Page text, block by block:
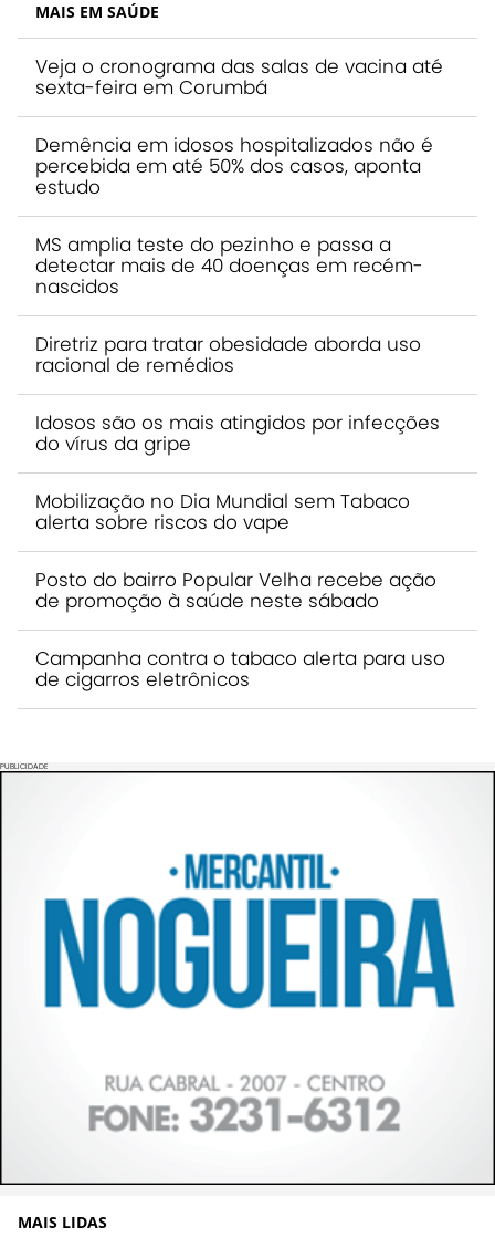
MAIS EM SAÚDE
Veja o cronograma das salas de vacina até
sexta-feira em Corumbá
Demência em idosos hospitalizados não é
percebida em até 50% dos casos, aponta
estudo
MS amplia teste do pezinho e passa a
detectar mais de 40 doenças em recém-
nascidos
Diretriz para tratar obesidade aborda uso
racional de remédios
Idosos são os mais atingidos por infecções
do vírus da gripe
Mobilização no Dia Mundial sem Tabaco
alerta sobre riscos do vape
Posto do bairro Popular Velha recebe ação
de promoção à saúde neste sábado
Campanha contra o tabaco alerta para uso
de cigarros eletrônicos
PUBLICIDADE
MAIS LIDAS